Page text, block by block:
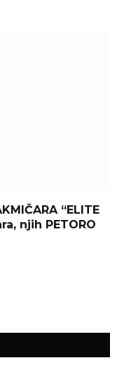
“ELITE
njih PETORO